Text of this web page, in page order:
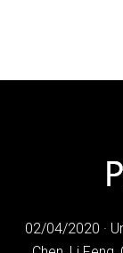
02/04/2020 ·